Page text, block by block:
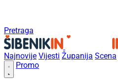
Pretraga
Najnovije Vijesti Županija Scena
Promo